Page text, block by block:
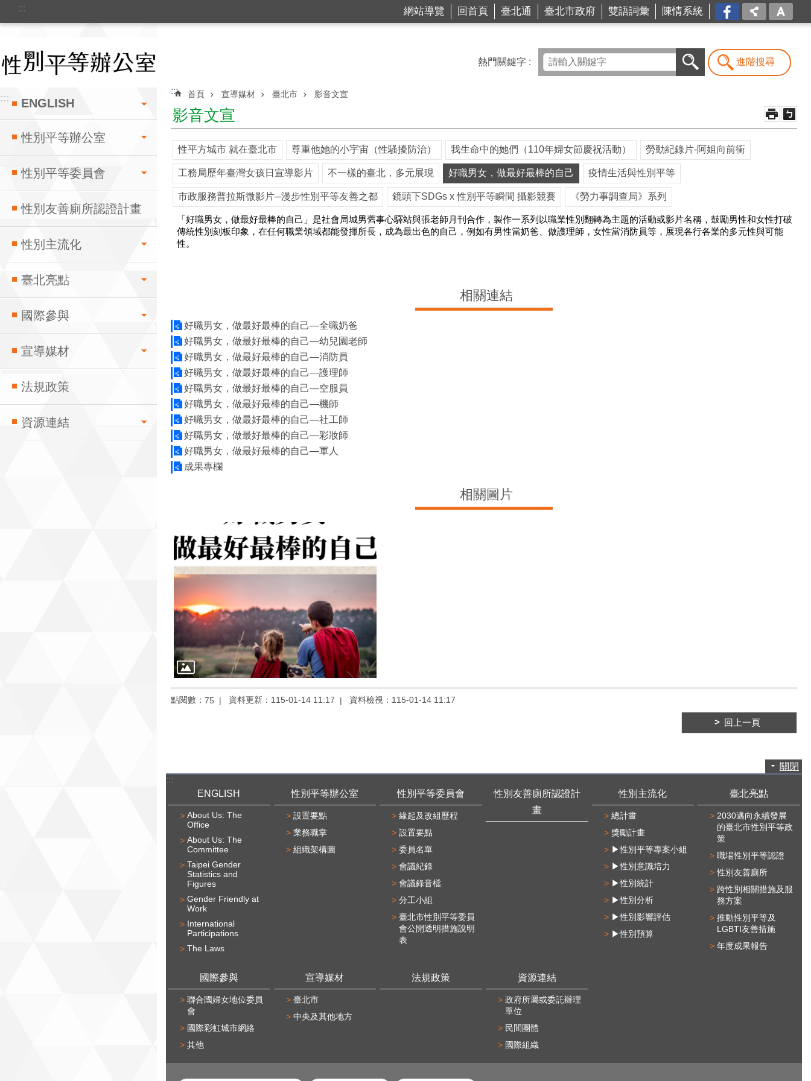
跳到主要內容區塊
::: 網站導覽 回首頁 臺北通 臺北市政府 雙語詞彙 陳情系統
台北
市商
我是
商Ya
人
::: ENGLISH
性別平等辦公室
性別平等委員會
性別友善廁所認證計畫
性別主流化
臺北亮點
國際參與
宣導媒材
法規政策
資源連結
熱門關鍵字 進階搜尋
::: 首頁 宣導媒材 臺北市 影音文宣
影音文宣
性平方城市 就在臺北市 尊重他她的小宇宙（性騷擾防治） 我生命中的她們（110年婦女節慶祝活動） 勞動紀錄片-阿姐向前衝
工務局歷年臺灣女孩日宣導影片 不一樣的臺北，多元展現 好職男女，做最好最棒的自己 疫情生活與性別平等
市政服務普拉斯微影片─漫步性別平等友善之都 鏡頭下SDGs x 性別平等瞬間 攝影競賽 《勞力事調查局》系列
「好職男女，做最好最棒的自己」是社會局城男舊事心驛站與張老師月刊合作，製作一系列以職業性別翻轉為主題的活動或影片名稱，鼓勵男性和女性打破
傳統性別刻板印象，在任何職業領域都能發揮所長，成為最出色的自己，例如有男性當奶爸、做護理師，女性當消防員等，展現各行各業的多元性與可能
性。
相關連結
好職男女，做最好最棒的自己—全職奶爸
好職男女，做最好最棒的自己—幼兒園老師
好職男女，做最好最棒的自己—消防員
好職男女，做最好最棒的自己—護理師
好職男女，做最好最棒的自己—空服員
好職男女，做最好最棒的自己—機師
好職男女，做最好最棒的自己—社工師
好職男女，做最好最棒的自己—彩妝師
好職男女，做最好最棒的自己—軍人
成果專欄
相關圖片
點閱數： 75 資料更新： 115-01-14 11:17 資料檢視： 115-01-14 11:17
回上一頁
關閉
:::
ENGLISH
About Us: The
Office
About Us: The
Committee
Taipei Gender
Statistics and
Figures
Gender Friendly at
Work
International
Participations
The Laws
性別平等辦公室
設置要點
業務職掌
組織架構圖
性別平等委員會
緣起及改組歷程
設置要點
委員名單
會議紀錄
會議錄音檔
分工小組
臺北市性別平等委員
會公開透明措施說明
表
性別友善廁所認證計
畫
性別主流化
總計畫
獎勵計畫
▶性別平等專案小組
▶性別意識培力
▶性別統計
▶性別分析
▶性別影響評估
▶性別預算
臺北亮點
2030邁向永續發展
的臺北市性別平等政
策
職場性別平等認證
性別友善廁所
跨性別相關措施及服
務方案
推動性別平等及
LGBTI友善措施
年度成果報告
國際參與
聯合國婦女地位委員
會
國際彩虹城市網絡
其他
宣導媒材
臺北市
中央及其他地方
法規政策 資源連結
政府所屬或委託辦理
單位
民間團體
國際組織